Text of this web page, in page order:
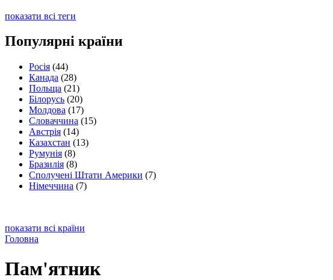
показати всі теги
Популярні країни
Росія (44)
Канада (28)
Польща (21)
Білорусь (20)
Молдова (17)
Словаччина (15)
Австрія (14)
Казахстан (13)
Румунія (8)
Бразилія (8)
Сполучені Штати Америки (7)
Німеччина (7)
показати всі країни
Головна
Пам'ятник